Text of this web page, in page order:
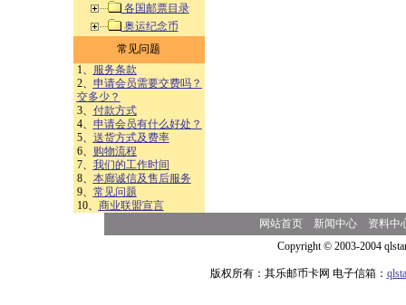
各国邮票目录
奥运纪念币
常见问题
1、
服务条款
2、 申请会员需要交费吗？
交多少？
3、 付款方式
4、 申请会员有什么好处？
5、 送货方式及费率
6、
购物流程
7、 我们的工作时间
8、 本廊诚信及售后服务
9、 常见问题
10、 商业联盟宣言
网站首页 新闻中心
资料中
Copyright © 2003-2004
版权所有：其乐邮币卡网 电子信箱：